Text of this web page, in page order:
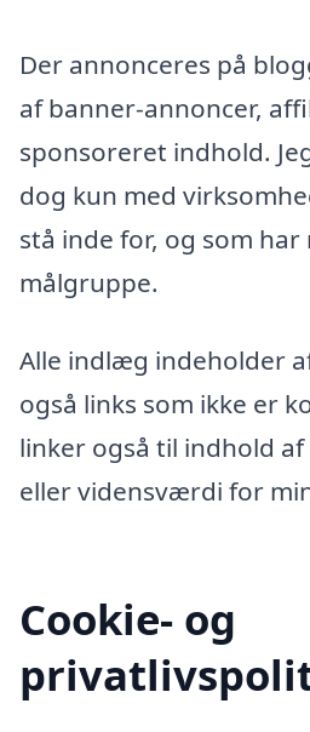
Der annonceres på
af banner-annoncer,
sponsoreret indhold.
dog kun med
stå inde for, og som
målgruppe.
Alle indlæg indeholder
også links som ikke er
linker også til indhold
eller vidensværdi for
Cookie- og